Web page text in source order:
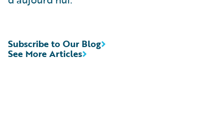
See More Articles
Subscribe to Our Blog